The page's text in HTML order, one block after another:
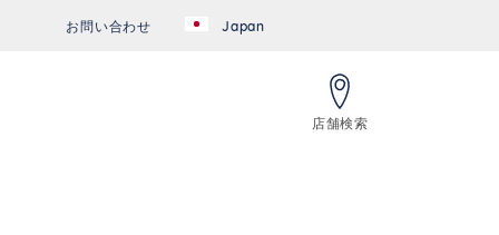
お問い合わせ Japan
店舗検索